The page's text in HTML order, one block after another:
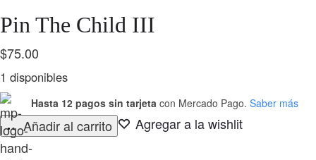
Pin The Child III
$75.00
1 disponibles
Hasta 12 pagos sin tarjeta con Mercado Pago. Saber más
Añadir al carrito Agregar a la wishlit